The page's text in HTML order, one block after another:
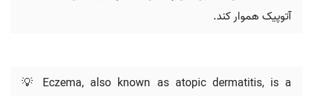
آتوپیک هموار کند.
💡 Eczema, also known as atopic dermatitis, is a